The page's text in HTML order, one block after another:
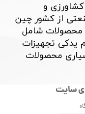
و
از کشور چین
محصولات شامل
یدکی تجهیزات
محصولات
سایت